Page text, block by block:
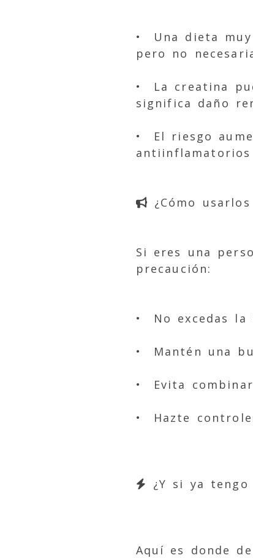
• Una dieta
pero no
• La creatina
significa daño
• El riesgo
¿Cómo
Si eres una
precaución:
• No excedas la
• Mantén una
• Evita
• Hazte
¿Y si ya tengo
Aquí es donde